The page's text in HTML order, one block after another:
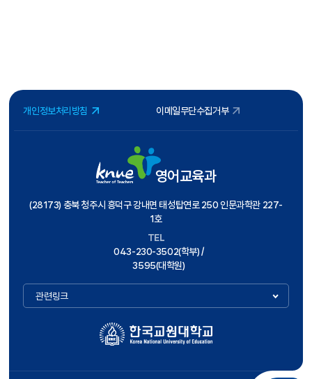
개인정보처리방침 이메일무단수집거부
영어교육과
(28173) 충북 청주시 흥덕구 강내면 태성탑연로 250 인문과학관 227-
1호
TEL
043-230-3502(학부) /
3595(대학원)
관련링크